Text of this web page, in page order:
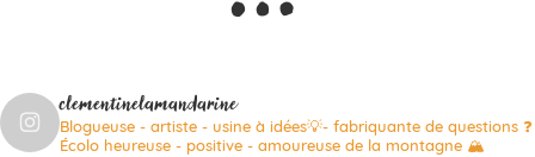
clementinelamandarine
Blogueuse - artiste - usine à idées💡- fabriquante de questions ❓
Écolo heureuse - positive - amoureuse de la montagne 🏔️